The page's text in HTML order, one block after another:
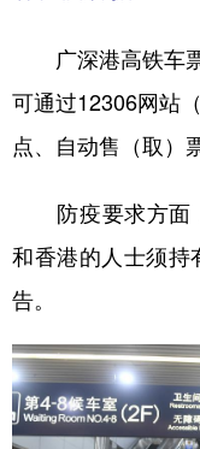
广深港高铁车票
可通过12306网站
点、自动售（取）
防疫要求方面
和香港的人士须持
告。